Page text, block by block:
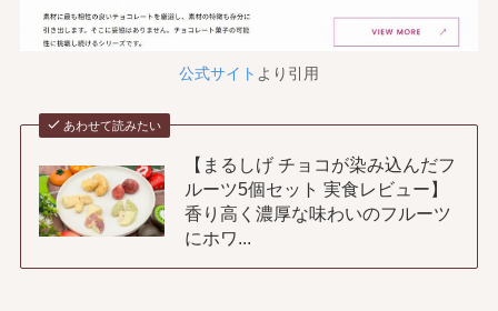
公式サイト より引用
あわせて読みたい
【まるしげ チョコが染み込んだフ
ルーツ5個セット 実食レビュー】
香り高く濃厚な味わいのフルーツ
にホワ...